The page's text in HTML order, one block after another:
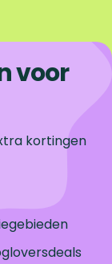
voor
kortingen